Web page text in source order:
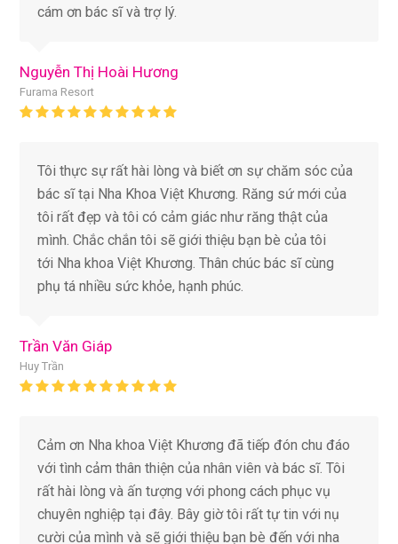
cám ơn bác sĩ và trợ lý.
Nguyễn Thị Hoài Hương
Furama Resort
Tôi thực sự rất hài lòng và biết ơn sự chăm sóc của
bác sĩ tại Nha Khoa Việt Khương. Răng sứ mới của
tôi rất đẹp và tôi có cảm giác như răng thật của
mình. Chắc chắn tôi sẽ giới thiệu bạn bè của tôi
tới Nha khoa Việt Khương. Thân chúc bác sĩ cùng
phụ tá nhiều sức khỏe, hạnh phúc.
Trần Văn Giáp
Huy Trần
Cảm ơn Nha khoa Việt Khương đã tiếp đón chu đáo
với tình cảm thân thiện của nhân viên và bác sĩ. Tôi
rất hài lòng và ấn tượng với phong cách phục vụ
chuyên nghiệp tại đây. Bây giờ tôi rất tự tin với nụ
cười của mình và sẽ giới thiệu bạn bè đến với nha